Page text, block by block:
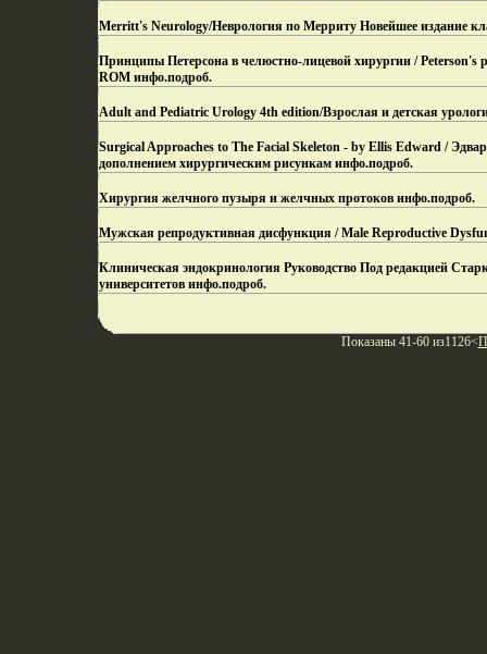
Merritt's Neurology/Неврология по Мерриту Новейшее издание
Принципы Петерсона в челюстно-лицевой хирургии /
ROM инфо.подроб.
Adult and Pediatric Urology 4th edition/Взрослая и детская
Surgical Approaches to The Facial Skeleton - by Ellis Edward /
дополнением хирургическим рисункам инфо.подроб.
Хирургия желчного пузыря и желчных протоков инфо.подроб.
Мужская репродуктивная дисфункция / Male Reproductive
Клиническая эндокринология Руководство Под редакцией
университетов инфо.подроб.
Показаны 41-60 из1126<